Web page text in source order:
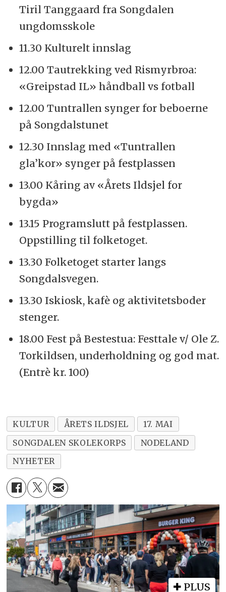
Tiril Tanggaard fra Songdalen
ungdomsskole
11.30 Kulturelt innslag
12.00 Tautrekking ved Rismyrbroa:
«Greipstad IL» håndball vs fotball
12.00 Tuntrallen synger for beboerne
på Songdalstunet
12.30 Innslag med «Tuntrallen
gla’kor» synger på festplassen
13.00 Kåring av «Årets Ildsjel for
bygda»
13.15 Programslutt på festplassen.
Oppstilling til folketoget.
13.30 Folketoget starter langs
Songdalsvegen.
13.30 Iskiosk, kafè og aktivitetsboder
stenger.
18.00 Fest på Bestestua: Festtale v/ Ole Z.
Torkildsen, underholdning og god mat.
(Entrè kr. 100)
KULTUR ÅRETS ILDSJEL
17. MAI
SONGDALEN SKOLEKORPS
NODELAND
NYHETER
PLUS